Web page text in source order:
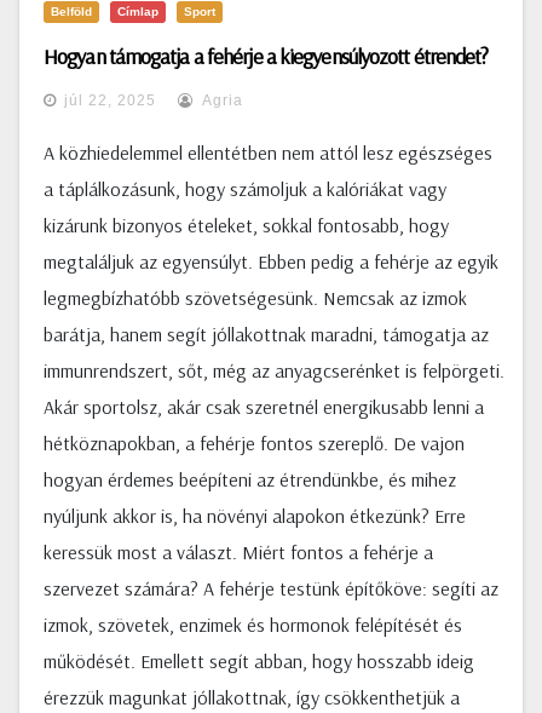
Belföld Címlap Sport
Hogyan támogatja a fehérje a kiegyensúlyozott étrendet?
júl 22, 2025 Agria
A közhiedelemmel ellentétben nem attól lesz egészséges
a táplálkozásunk, hogy számoljuk a kalóriákat vagy
kizárunk bizonyos ételeket, sokkal fontosabb, hogy
megtaláljuk az egyensúlyt. Ebben pedig a fehérje az egyik
legmegbízhatóbb szövetségesünk. Nemcsak az izmok
barátja, hanem segít jóllakottnak maradni, támogatja az
immunrendszert, sőt, még az anyagcserénket is felpörgeti.
Akár sportolsz, akár csak szeretnél energikusabb lenni a
hétköznapokban, a fehérje fontos szereplő. De vajon
hogyan érdemes beépíteni az étrendünkbe, és mihez
nyúljunk akkor is, ha növényi alapokon étkezünk? Erre
keressük most a választ. Miért fontos a fehérje a
szervezet számára? A fehérje testünk építőköve: segíti az
izmok, szövetek, enzimek és hormonok felépítését és
működését. Emellett segít abban, hogy hosszabb ideig
érezzük magunkat jóllakottnak, így csökkenthetjük a